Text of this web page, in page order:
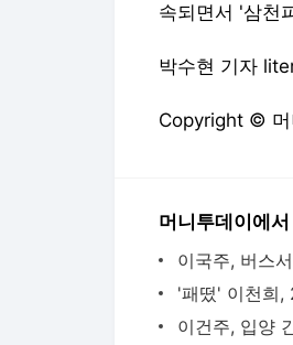
속되면서 '삼천
박수현 기자
Copyright © 머
머니투데이에